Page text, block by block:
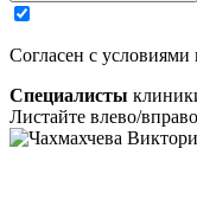
Cогласен с условиями
Специалисты
Листайте влево/вправо